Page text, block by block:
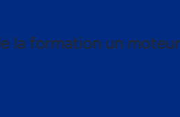
la formation un